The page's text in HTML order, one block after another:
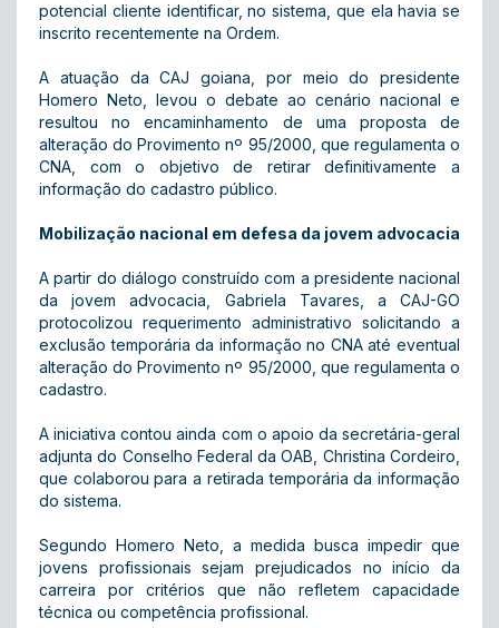
potencial cliente identificar, no sistema, que ela havia se
inscrito recentemente na Ordem.
A atuação da CAJ goiana, por meio do presidente
Homero Neto, levou o debate ao cenário nacional e
resultou no encaminhamento de uma proposta de
alteração do Provimento nº 95/2000, que regulamenta o
CNA, com o objetivo de retirar definitivamente a
informação do cadastro público.
Mobilização nacional em defesa da jovem advocacia
A partir do diálogo construído com a presidente nacional
da jovem advocacia, Gabriela Tavares, a CAJ-GO
protocolizou requerimento administrativo solicitando a
exclusão temporária da informação no CNA até eventual
alteração do Provimento nº 95/2000, que regulamenta o
cadastro.
A iniciativa contou ainda com o apoio da secretária-geral
adjunta do Conselho Federal da OAB, Christina Cordeiro,
que colaborou para a retirada temporária da informação
do sistema.
Segundo Homero Neto, a medida busca impedir que
jovens profissionais sejam prejudicados no início da
carreira por critérios que não refletem capacidade
técnica ou competência profissional.